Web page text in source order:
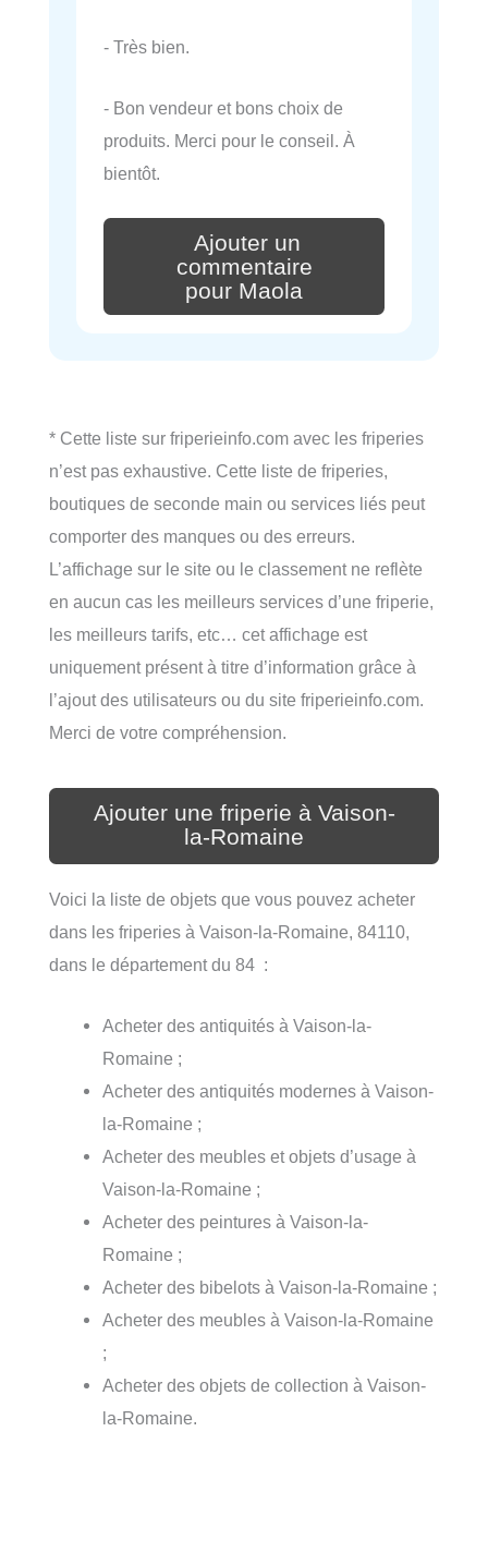
- Très bien.
- Bon vendeur et bons choix de
produits. Merci pour le conseil. À
bientôt.
Ajouter un
commentaire
pour Maola
* Cette liste sur friperieinfo.com avec les friperies
n’est pas exhaustive. Cette liste de friperies,
boutiques de seconde main ou services liés peut
comporter des manques ou des erreurs.
L’affichage sur le site ou le classement ne reflète
en aucun cas les meilleurs services d’une friperie,
les meilleurs tarifs, etc… cet affichage est
uniquement présent à titre d’information grâce à
l’ajout des utilisateurs ou du site friperieinfo.com.
Merci de votre compréhension.
Ajouter une friperie à Vaison-
la-Romaine
Voici la liste de objets que vous pouvez acheter
dans les friperies à Vaison-la-Romaine, 84110,
dans le département du 84 :
Acheter des antiquités à Vaison-la-
Romaine ;
Acheter des antiquités modernes à Vaison-
la-Romaine ;
Acheter des meubles et objets d’usage à
Vaison-la-Romaine ;
Acheter des peintures à Vaison-la-
Romaine ;
Acheter des bibelots à Vaison-la-Romaine ;
Acheter des meubles à Vaison-la-Romaine
;
Acheter des objets de collection à Vaison-
la-Romaine.